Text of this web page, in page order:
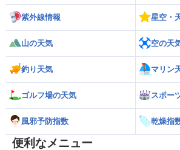
紫外線情報 星空・
山の天気 空の天
釣り天気 マリン
ゴルフ場の天気 スポー
風邪予防指数 乾燥指
便利なメニュー